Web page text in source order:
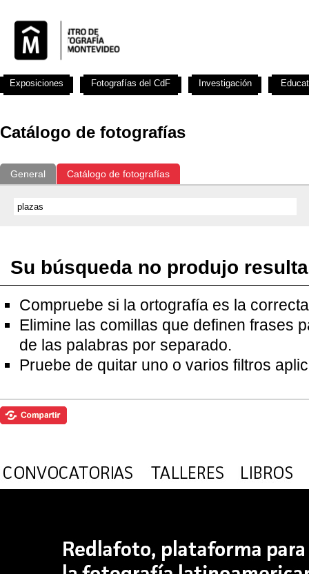
Catálogo de fotografías
General Catálogo de fotografías
Su búsqueda no produjo
Compruebe si la ortografía es la
Elimine las comillas que definen frases
de las palabras por separado.
Pruebe de quitar uno o varios filtros
Exposiciones Fotografías del CdF Investigación